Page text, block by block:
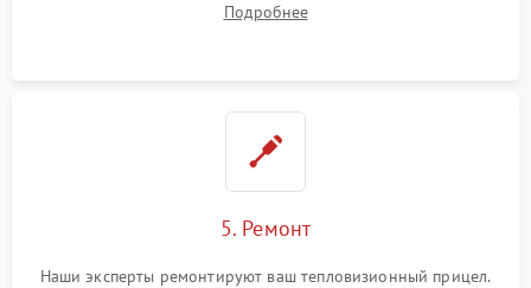
Подробнее
5. Ремонт
Наши эксперты ремонтируют ваш тепловизионный прицел.